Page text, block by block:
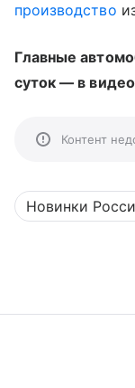
производство
Главные
суток — в
Контент
Новинки